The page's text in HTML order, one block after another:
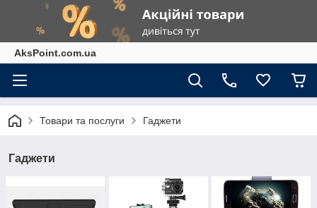
AksPoint.com.ua
Товари та послуги Гаджети
Гаджети